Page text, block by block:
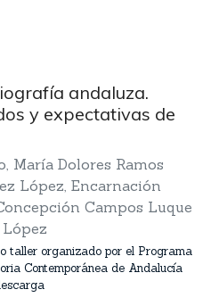
andaluza.
y expectativas de
María Dolores Ramos
López, Encarnación
Campos Luque
taller organizado por el Programa
Contemporánea de Andalucía